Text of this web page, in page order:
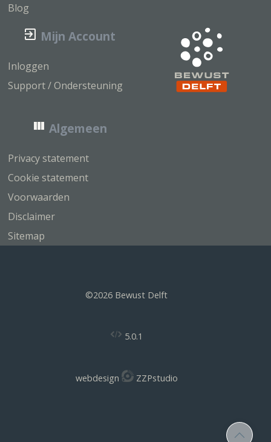
Blog
Mijn Account
Inloggen
Support / Ondersteuning
Algemeen
Privacy statement
Cookie statement
Voorwaarden
Disclaimer
Sitemap
©2026 Bewust Delft
5.0.1
webdesign ZZPstudio